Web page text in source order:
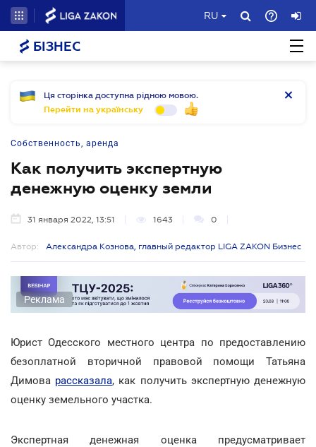
RU
БІЗНЕС
Ця сторінка доступна рідною мовою.
Перейти на українську
Собственность, аренда
Как получить экспертную
денежную оценку земли
31 января 2022, 13:51 1643 0
Автор: Александра Кознова, главный редактор LIGA ZAKON Бизнес
Реклама
Юрист Одесского местного центра по предоставлению
безоплатной вторичной правовой помощи Татьяна
Димова рассказала, как получить экспертную денежную
оценку земельного участка.
Экспертная денежная оценка предусматривает